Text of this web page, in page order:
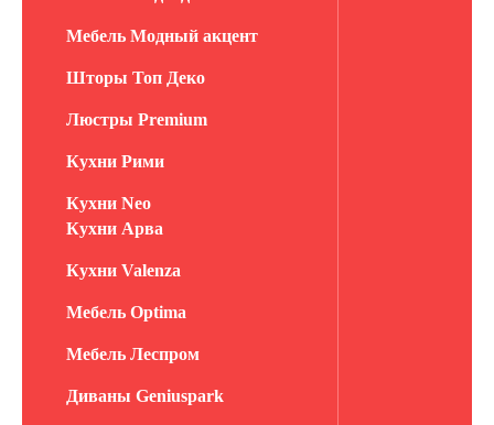
Мебель Модный акцент
Шторы Топ Деко
Люстры Premium
Кухни Рими
Кухни Neo
Кухни Арва
Кухни Valenza
Мебель Optima
Мебель Леспром
Диваны Geniuspark